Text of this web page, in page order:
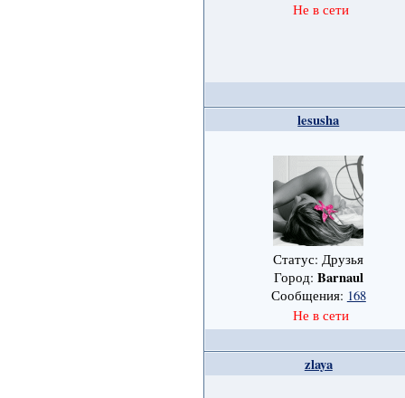
Не в сети
lesusha
Статус: Друзья
Город: Barnaul
Сообщения: 168
Не в сети
zlaya